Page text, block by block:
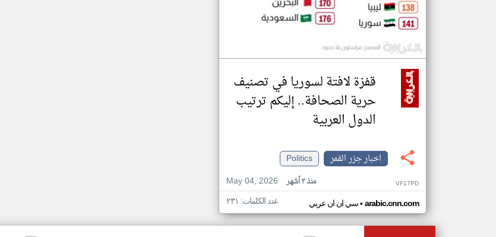
قفزة لافتة لسوريا في تصنيف
حرية الصحافة.. إليكم ترتيب
الدول العربية
اخبار جزر القمر
Politics
May 04, 2026
منذ ٣ أشهر VF17PD
سي ان ان عربي• arabic.cnn.com عدد الكلمات: ٢٣١